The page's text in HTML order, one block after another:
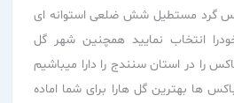
گرد مستطیل شش ضلعی استوانه ای
انتخاب نمایید همچنین شهر گل
را در استان سنندج را دارا میباشیم
ها بهترین گل هارا برای شما اماده